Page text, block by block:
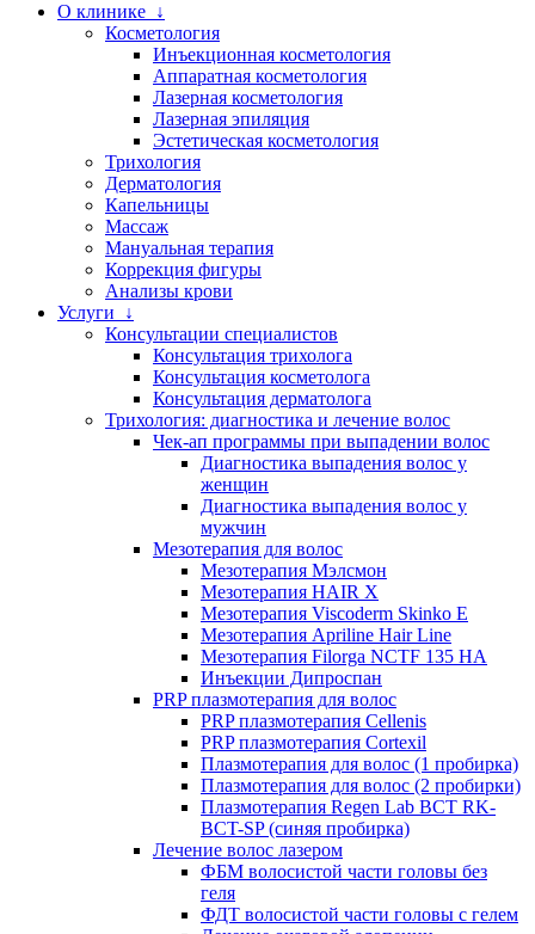
О клинике ↓
Косметология
Инъекционная косметология
Аппаратная косметология
Лазерная косметология
Лазерная эпиляция
Эстетическая косметология
Трихология
Дерматология
Капельницы
Массаж
Мануальная терапия
Коррекция фигуры
Анализы крови
Услуги ↓
Консультации специалистов
Консультация трихолога
Консультация косметолога
Консультация дерматолога
Трихология: диагностика и лечение волос
Чек-ап программы при выпадении волос
Диагностика выпадения волос у
женщин
Диагностика выпадения волос у
мужчин
Мезотерапия для волос
Мезотерапия Мэлсмон
Мезотерапия HAIR X
Мезотерапия Viscoderm Skinko E
Мезотерапия Apriline Hair Line
Мезотерапия Filorga NCTF 135 HA
Инъекции Дипроспан
PRP плазмотерапия для волос
PRP плазмотерапия Cellenis
PRP плазмотерапия Cortexil
Плазмотерапия для волос (1 пробирка)
Плазмотерапия для волос (2 пробирки)
Плазмотерапия Regen Lab BCT RK-
BCT-SP (синяя пробирка)
Лечение волос лазером
ФБМ волосистой части головы без
геля
ФДТ волосистой части головы с гелем